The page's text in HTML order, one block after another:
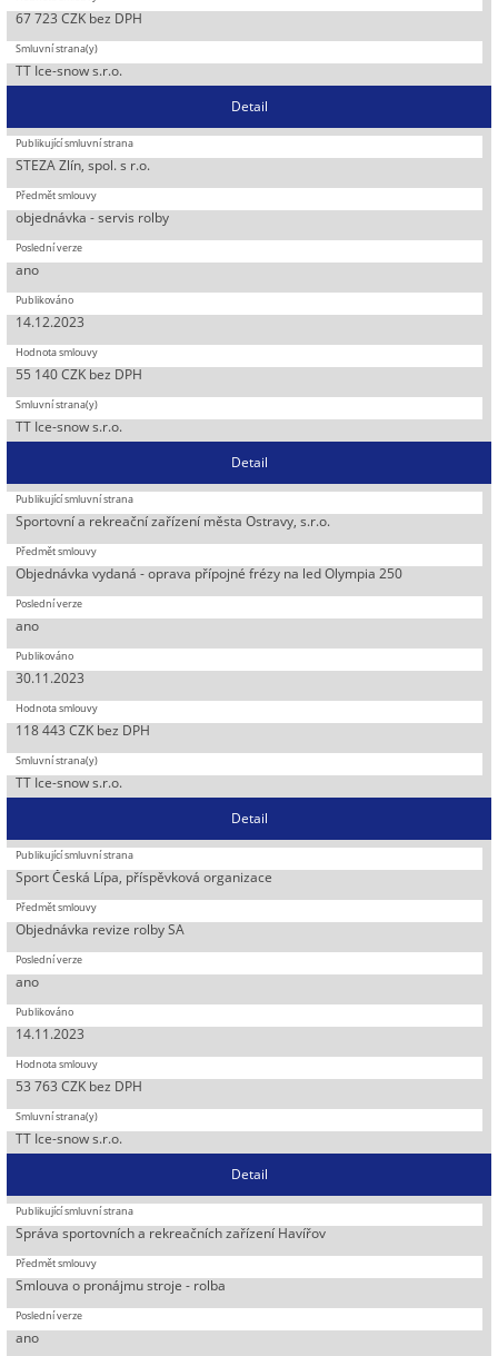
67 723 CZK bez DPH
TT Ice-snow s.r.o.
Detail
STEZA Zlín, spol. s r.o.
objednávka - servis rolby
ano
14.12.2023
55 140 CZK bez DPH
TT Ice-snow s.r.o.
Detail
Sportovní a rekreační zařízení města Ostravy, s.r.o.
Objednávka vydaná - oprava přípojné frézy na led Olympia 250
ano
30.11.2023
118 443 CZK bez DPH
TT Ice-snow s.r.o.
Detail
Sport Česká Lípa, příspěvková organizace
Objednávka revize rolby SA
ano
14.11.2023
53 763 CZK bez DPH
TT Ice-snow s.r.o.
Detail
Správa sportovních a rekreačních zařízení Havířov
Smlouva o pronájmu stroje - rolba
ano